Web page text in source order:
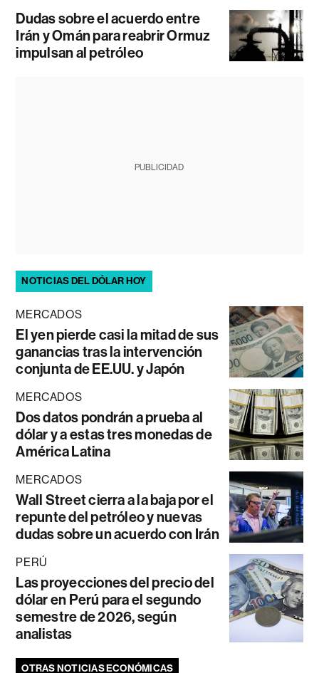
Dudas sobre el acuerdo entre
Irán y Omán para reabrir Ormuz
impulsan al petróleo
PUBLICIDAD
NOTICIAS DEL DÓLAR HOY
MERCADOS
El yen pierde casi la mitad de sus
ganancias tras la intervención
conjunta de EE.UU. y Japón
MERCADOS
Dos datos pondrán a prueba al
dólar y a estas tres monedas de
América Latina
MERCADOS
Wall Street cierra a la baja por el
repunte del petróleo y nuevas
dudas sobre un acuerdo con Irán
PERÚ
Las proyecciones del precio del
dólar en Perú para el segundo
semestre de 2026, según
analistas
OTRAS NOTICIAS ECONÓMICAS